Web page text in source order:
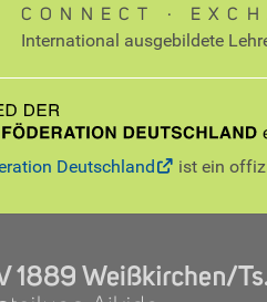
CONNECT ∙
International ausgebildete
Deutschland ist ein